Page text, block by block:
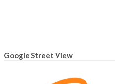
Google Street View